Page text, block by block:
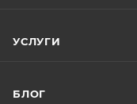
УСЛУГИ
БЛОГ